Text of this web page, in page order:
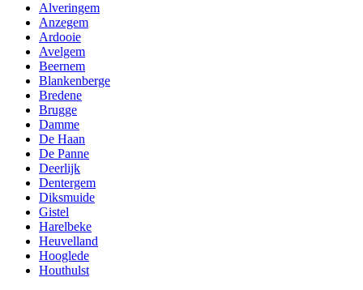
Alveringem
Anzegem
Ardooie
Avelgem
Beernem
Blankenberge
Bredene
Brugge
Damme
De Haan
De Panne
Deerlijk
Dentergem
Diksmuide
Gistel
Harelbeke
Heuvelland
Hooglede
Houthulst